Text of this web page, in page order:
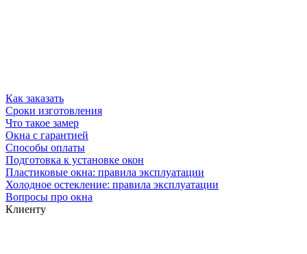
Как заказать
Сроки изготовления
Что такое замер
Окна с гарантией
Способы оплаты
Подготовка к установке окон
Пластиковые окна: правила эксплуатации
Холодное остекление: правила эксплуатации
Вопросы про окна
Клиенту